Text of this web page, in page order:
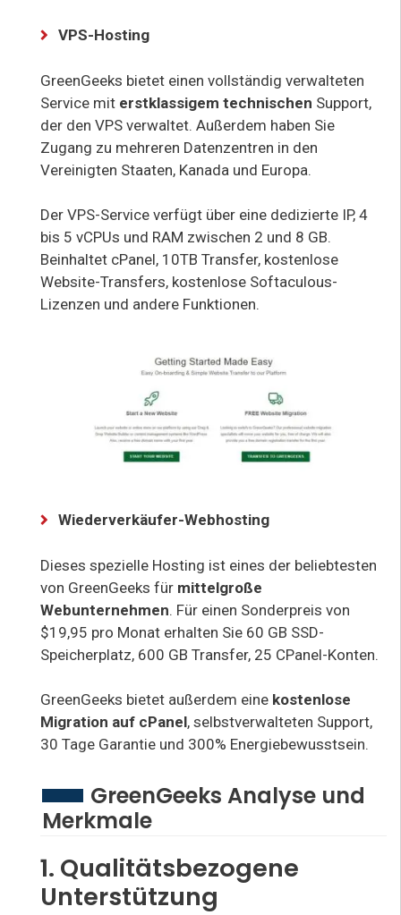
VPS-Hosting
GreenGeeks bietet einen vollständig verwalteten
Service mit erstklassigem technischen Support,
der den VPS verwaltet. Außerdem haben Sie
Zugang zu mehreren Datenzentren in den
Vereinigten Staaten, Kanada und Europa.
Der VPS-Service verfügt über eine dedizierte IP, 4
bis 5 vCPUs und RAM zwischen 2 und 8 GB.
Beinhaltet cPanel, 10TB Transfer, kostenlose
Website-Transfers, kostenlose Softaculous-
Lizenzen und andere Funktionen.
Wiederverkäufer-Webhosting
Dieses spezielle Hosting ist eines der beliebtesten
von GreenGeeks für mittelgroße
Webunternehmen. Für einen Sonderpreis von
$19,95 pro Monat erhalten Sie 60 GB SSD-
Speicherplatz, 600 GB Transfer, 25 CPanel-Konten.
GreenGeeks bietet außerdem eine kostenlose
Migration auf cPanel, selbstverwalteten Support,
30 Tage Garantie und 300% Energiebewusstsein.
GreenGeeks Analyse und
Merkmale
1. Qualitätsbezogene
Unterstützung